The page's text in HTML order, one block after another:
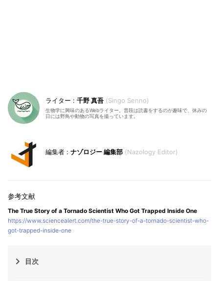
千野 真吾 Singo Senno
生物学に興味のあるWebライター。普段は読書をするのが趣味で、休みの
日には野鳥や動物の写真を撮っています。
ナゾロジー 編集部 Nazology Editor
The True Story of a Tornado Scientist Who Got Trapped Inside One
https://www.sciencealert.com/the-true-story-of-a-tornado-scientist-who-
got-trapped-inside-one
目次